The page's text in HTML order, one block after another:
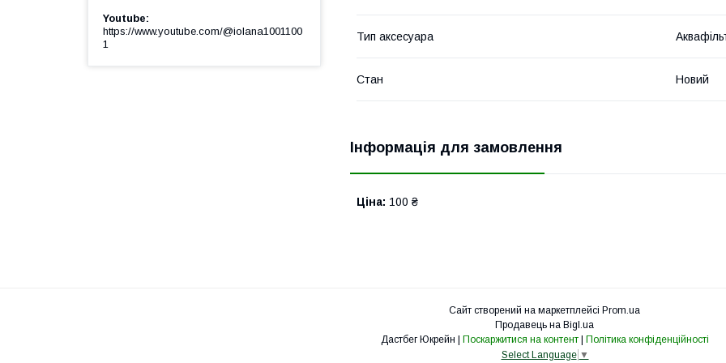
Тип аксесуара
Стан Новий
Інформація для замовлення
Ціна: 100 ₴
Youtube
https://www.youtube.com/@iolana1001100
1
Сайт створений на маркетплейсі Prom.ua
Продавець на Bigl.ua
Дастбег Юкрейн | Поскаржитися на контент | Політика конфіденційності
Select Language ▼